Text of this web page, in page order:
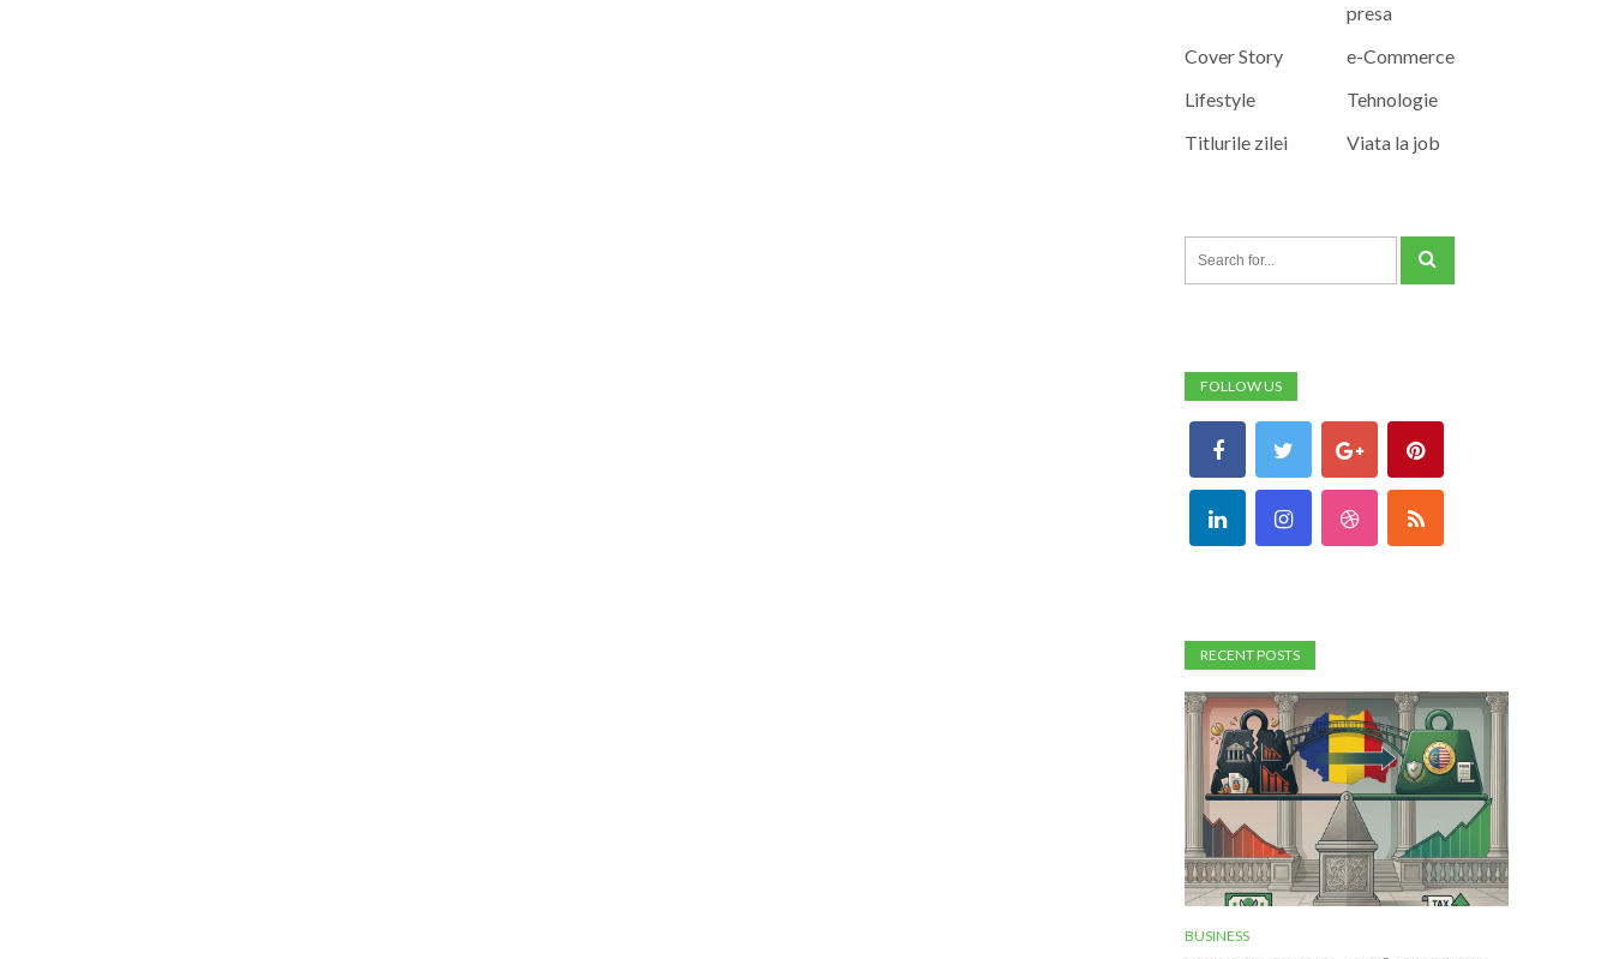
presa
Cover Story
e-Commerce
Lifestyle
Tehnologie
Titlurile zilei
Viata la job
FOLLOW US
RECENT POSTS
BUSINESS